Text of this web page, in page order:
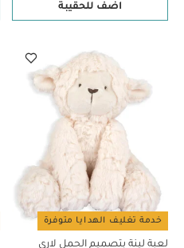
اضف للحقيبة
خدمة تغليف الهدايا متوفرة
لعبة لينة بتصميم الحمل لاري